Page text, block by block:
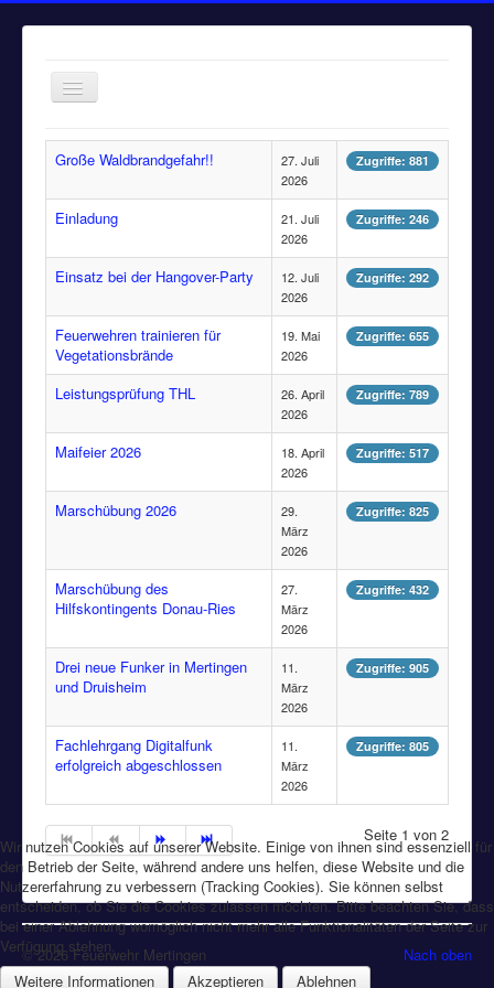
Navigation
an/aus
Home
Aktuelles
Über uns
Bürgerinformationen
Kontakt
Impressum
Große Waldbrandgefahr!!
27. Juli
2026
Zugriffe: 881
Einladung
21. Juli
2026
Zugriffe: 246
Einsatz bei der Hangover-Party
12. Juli
2026
Zugriffe: 292
Feuerwehren trainieren für
Vegetationsbrände
19. Mai
2026
Zugriffe: 655
Leistungsprüfung THL
26. April
2026
Zugriffe: 789
Maifeier 2026
18. April
2026
Zugriffe: 517
Marschübung 2026
29.
März
2026
Zugriffe: 825
Marschübung des
Hilfskontingents Donau-Ries
27.
März
2026
Zugriffe: 432
Drei neue Funker in Mertingen
und Druisheim
11.
März
2026
Zugriffe: 905
Fachlehrgang Digitalfunk
erfolgreich abgeschlossen
11.
März
2026
Zugriffe: 805
Seite 1 von 2
Nach oben
© 2026 Feuerwehr Mertingen
Wir nutzen Cookies auf unserer Website. Einige von ihnen sind essenziell für
den Betrieb der Seite, während andere uns helfen, diese Website und die
Nutzererfahrung zu verbessern (Tracking Cookies). Sie können selbst
entscheiden, ob Sie die Cookies zulassen möchten. Bitte beachten Sie, dass
bei einer Ablehnung womöglich nicht mehr alle Funktionalitäten der Seite zur
Verfügung stehen.
Weitere Informationen
Akzeptieren Ablehnen